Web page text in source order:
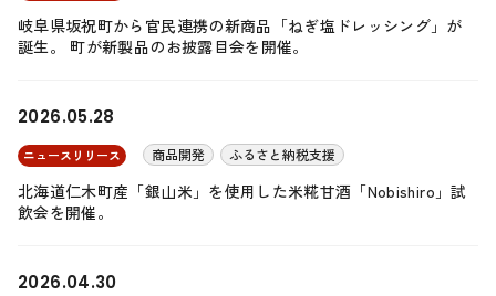
岐阜県坂祝町から官民連携の新商品「ねぎ塩ドレッシング」が
誕生。 町が新製品のお披露目会を開催。
2026.05.28
ニュースリリース 商品開発 ふるさと納税支援
北海道仁木町産「銀山米」を使用した米糀甘酒「Nobishiro」試
飲会を開催。
2026.04.30